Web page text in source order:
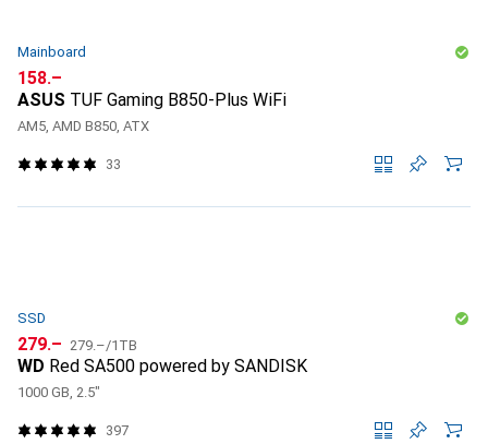
Mainboard
CHF
158.–
ASUS TUF Gaming B850-Plus WiFi
AM5, AMD B850, ATX
33
SSD
CHF
279.– CHF
279.–/1TB
WD Red SA500 powered by SANDISK
1000 GB, 2.5"
397